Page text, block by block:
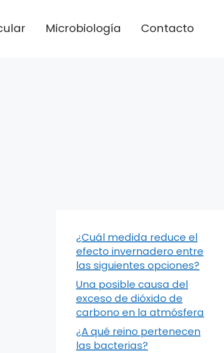
Microbiología Contacto
¿Cuál medida reduce el
efecto invernadero entre
las siguientes opciones?
Una posible causa del
exceso de dióxido de
carbono en la atmósfera
¿A qué reino pertenecen
las bacterias?